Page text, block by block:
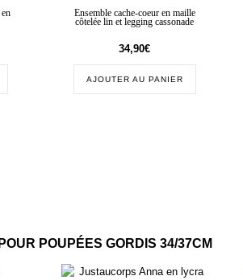
Ensemble cache-coeur en maille
côtelée lin et legging cassonade
34,90€
AJOUTER AU PANIER
POUPÉES GORDIS 34/37CM